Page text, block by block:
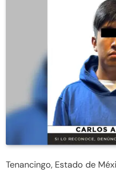
Tenancingo, Estado de